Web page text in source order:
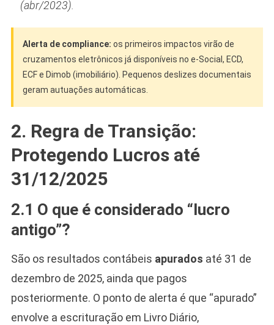
(abr/2023).
Alerta de compliance: os primeiros impactos virão de
cruzamentos eletrônicos já disponíveis no e-Social, ECD,
ECF e Dimob (imobiliário). Pequenos deslizes documentais
geram autuações automáticas.
2. Regra de Transição:
Protegendo Lucros até
31/12/2025
2.1 O que é considerado “lucro
antigo”?
São os resultados contábeis apurados até 31 de
dezembro de 2025, ainda que pagos
posteriormente. O ponto de alerta é que “apurado”
envolve a escrituração em Livro Diário,